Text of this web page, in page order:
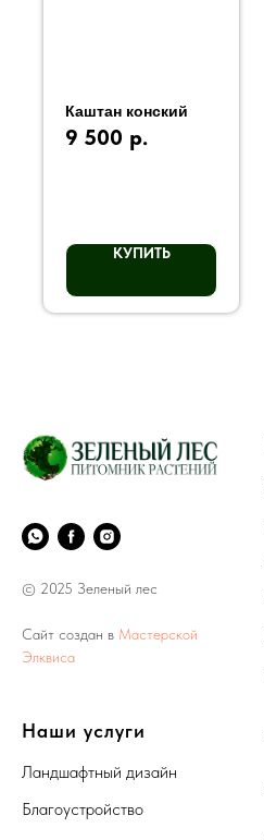
Каштан конский
9 500 р.
КУПИТЬ
© 2025 Зеленый лес
Сайт создан в Мастерской
Элквиса
Наши услуги
Ландшафтный дизайн
Благоустройство